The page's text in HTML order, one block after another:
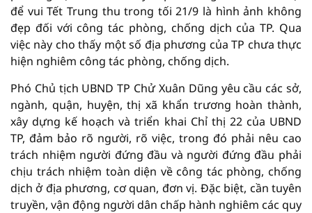
để vui Tết Trung thu trong tối 21/9 là hình ảnh không
đẹp đối với công tác phòng, chống dịch của TP. Qua
việc này cho thấy một số địa phương của TP chưa thực
hiện nghiêm công tác phòng, chống dịch.
Phó Chủ tịch UBND TP Chử Xuân Dũng yêu cầu các sở,
ngành, quận, huyện, thị xã khẩn trương hoàn thành,
xây dựng kế hoạch và triển khai Chỉ thị 22 của UBND
TP, đảm bảo rõ người, rõ việc, trong đó phải nêu cao
trách nhiệm người đứng đầu và người đứng đầu phải
chịu trách nhiệm toàn diện về công tác phòng, chống
dịch ở địa phương, cơ quan, đơn vị. Đặc biệt, cần tuyên
truyền, vận động người dân chấp hành nghiêm các quy